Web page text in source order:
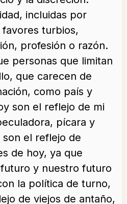
incluidas por
turbios,
profesión o razón.
personas que limitan
que carecen de
como país y
son el reflejo de mi
pícara y
son el reflejo de
de hoy, ya que
y nuestro futuro
la política de turno,
de viejos de antaño,